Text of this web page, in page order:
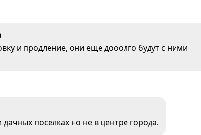
и продление, они еще дооолго будут с ними
поселках но не в центре города.